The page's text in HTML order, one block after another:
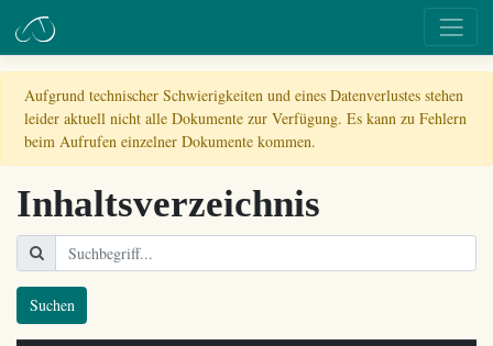
Aufgrund technischer Schwierigkeiten und eines Datenverlustes stehen
leider aktuell nicht alle Dokumente zur Verfügung. Es kann zu Fehlern
beim Aufrufen einzelner Dokumente kommen.
Inhaltsverzeichnis
Suchen